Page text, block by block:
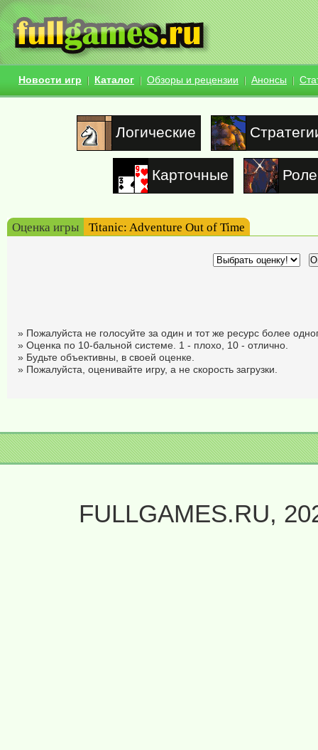
Новости игр Каталог Обзоры и рецензии Анонсы
Логические
Карточные
Оценка игры Titanic: Adventure Out of Time
» Пожалуйста не голосуйте за один и тот же ресурс более
» Оценка по 10-бальной системе. 1 - плохо, 10 - отлично.
» Будьте объективны, в своей оценке.
» Пожалуйста, оценивайте игру, а не скорость загрузки.
FULLGAMES.RU,